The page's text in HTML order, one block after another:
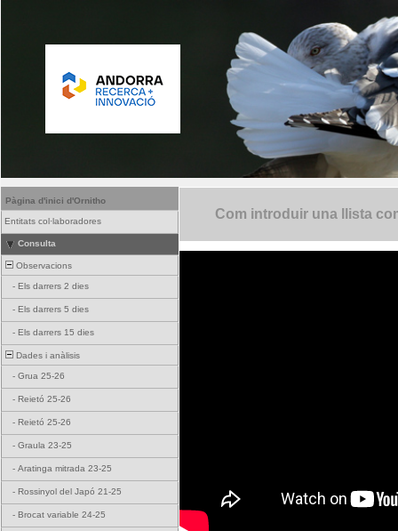
Pàgina d'inici d'Ornitho
Entitats col·laboradores
Consulta
Observacions
- Els darrers 2 dies
- Els darrers 5 dies
- Els darrers 15 dies
Dades i anàlisis
- Grua 25-26
- Reietó 25-26
- Reietó 25-26
- Graula 23-25
- Aratinga mitrada 23-25
- Rossinyol del Japó 21-25
- Brocat variable 24-25
Com introduir una llista